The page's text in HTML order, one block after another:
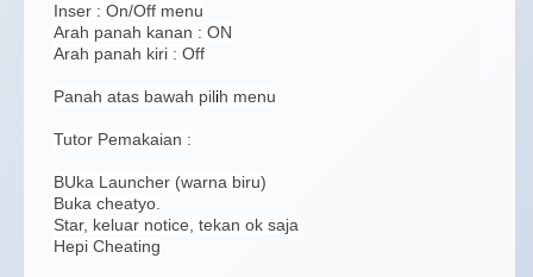
Inser : On/Off menu
Arah panah kanan : ON
Arah panah kiri : Off
Panah atas bawah pilih menu
Tutor Pemakaian :
BUka Launcher (warna biru)
Buka cheatyo.
Star, keluar notice, tekan ok saja
Hepi Cheating